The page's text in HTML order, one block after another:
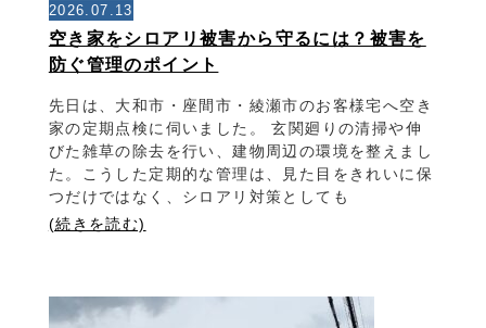
2026.07.13
空き家をシロアリ被害から守るには？被害を
防ぐ管理のポイント
先日は、大和市・座間市・綾瀬市のお客様宅へ空き
家の定期点検に伺いました。 玄関廻りの清掃や伸
びた雑草の除去を行い、建物周辺の環境を整えまし
た。こうした定期的な管理は、見た目をきれいに保
つだけではなく、シロアリ対策としても
(続きを読む)